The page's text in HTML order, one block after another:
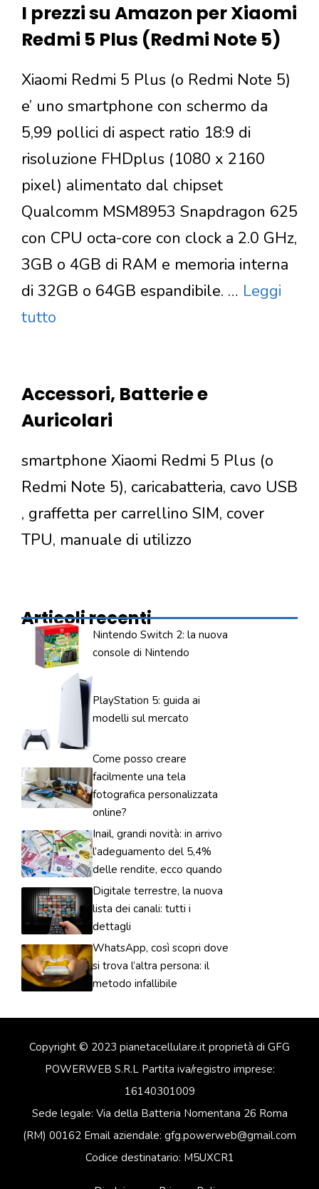
I prezzi su Amazon per Xiaomi
Redmi 5 Plus (Redmi Note 5)
Xiaomi Redmi 5 Plus (o Redmi Note 5)
e’ uno smartphone con schermo da
5,99 pollici di aspect ratio 18:9 di
risoluzione FHDplus (1080 x 2160
pixel) alimentato dal chipset
Qualcomm MSM8953 Snapdragon 625
con CPU octa-core con clock a 2.0 GHz,
3GB o 4GB di RAM e memoria interna
di 32GB o 64GB espandibile. … Leggi
tutto
Accessori, Batterie e
Auricolari
smartphone Xiaomi Redmi 5 Plus (o
Redmi Note 5), caricabatteria, cavo USB
, graffetta per carrellino SIM, cover
TPU, manuale di utilizzo
Articoli recenti
Nintendo Switch 2: la nuova
console di Nintendo
PlayStation 5: guida ai
modelli sul mercato
Come posso creare
facilmente una tela
fotografica personalizzata
online?
Inail, grandi novità: in arrivo
l’adeguamento del 5,4%
delle rendite, ecco quando
Digitale terrestre, la nuova
lista dei canali: tutti i
dettagli
WhatsApp, così scopri dove
si trova l’altra persona: il
metodo infallibile
Copyright © 2023 pianetacellulare.it proprietà di GFG
POWERWEB S.R.L Partita iva/registro imprese:
16140301009
Sede legale: Via della Batteria Nomentana 26 Roma
(RM) 00162 Email aziendale: gfg.powerweb@gmail.com
Codice destinatario: M5UXCR1